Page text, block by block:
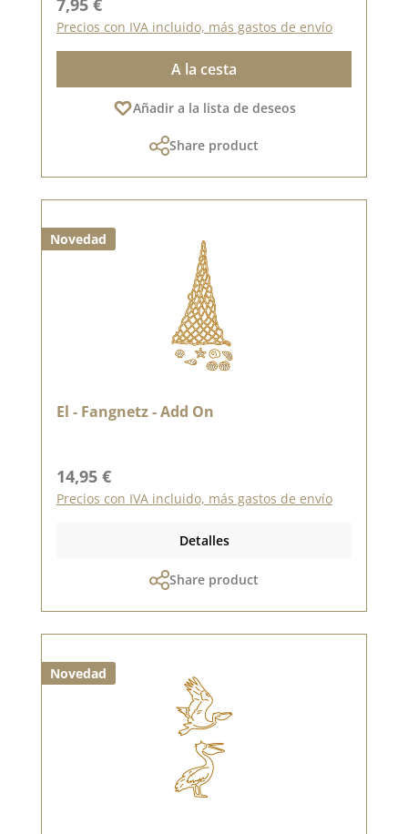
Precios con IVA incluido, más gastos de envío
A la cesta
Añadir a la lista de deseos
Share product
Novedad
El - Fangnetz - Add On
Precio normal:
14,95 €
Precios con IVA incluido, más gastos de envío
Detalles
Share product
Novedad